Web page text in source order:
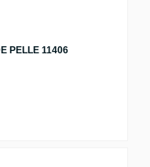
PELLE 11406